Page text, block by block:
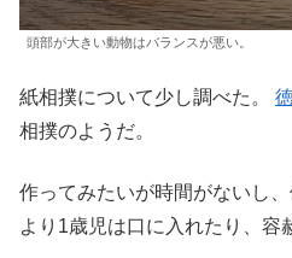
頭部が大きい動物はバランスが悪い。
紙相撲について少し調べた。
相撲のようだ。
作ってみたいが時間がないし
より1歳児は口に入れたり、容